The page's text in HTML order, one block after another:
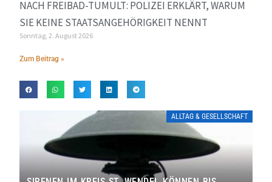
NACH FREIBAD-TUMULT: POLIZEI ERKLÄRT, WARUM
SIE KEINE STAATSANGEHÖRIGKEIT NENNT
Sonntag, 2. August 2026
Zum Beitrag »
ALLTAG & GESELLSCHAFT